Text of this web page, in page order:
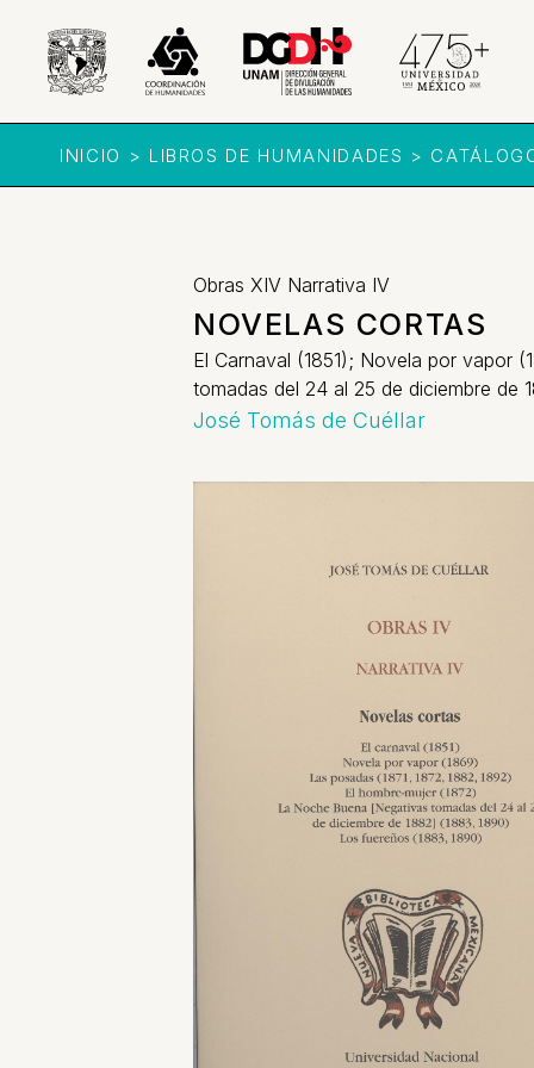
INICIO > LIBROS DE HUMANIDADES >
Obras XIV Narrativa IV
NOVELAS CORTAS
El Carnaval (1851); Novela por vapor
tomadas del 24 al 25 de diciembre de
José Tomás de Cuéllar